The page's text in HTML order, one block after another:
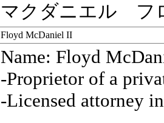
マクダニエル フ
Floyd McDaniel II
Name: Floyd
-Proprietor of a
-Licensed attorney